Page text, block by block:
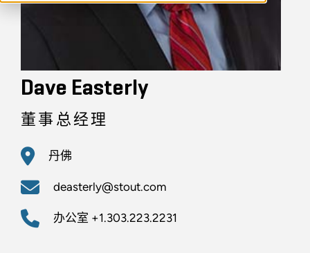
Dave Easterly
董事总经理
丹佛
deasterly@stout.com
办公室 +1.303.223.2231